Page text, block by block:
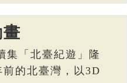
集「北臺紀遊」隆
的北臺灣，以3D